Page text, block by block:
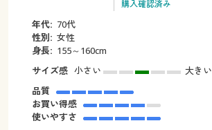
購入確認済み
年代: 70代
性別: 女性
身長: 155～160cm
サイズ感 小さい
大きい
品質
お買い得感
使いやすさ